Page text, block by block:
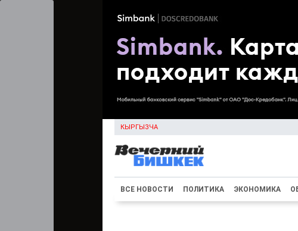
КЫРГЫЗЧА
ВСЕ НОВОСТИ ПОЛИТИКА ЭКОНОМИКА